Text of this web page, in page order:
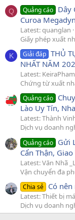
Q Quảng cáo Dây
Curoa
Latest: quanglan
Giấy phép xuất
K Giải đáp THỦ
NHẤT NĂM
Latest: KeiraPham
Chứng từ xuất
Quảng cáo
Lào Uy Tín,
Latest: Thành
Dịch vụ doanh
Quảng cáo Gửi
Cẩn Thận,
Latest: Văn Nhã
Vận chuyển đa
Chia sẻ Có
Latest: Thiết bị
Dịch vụ doanh